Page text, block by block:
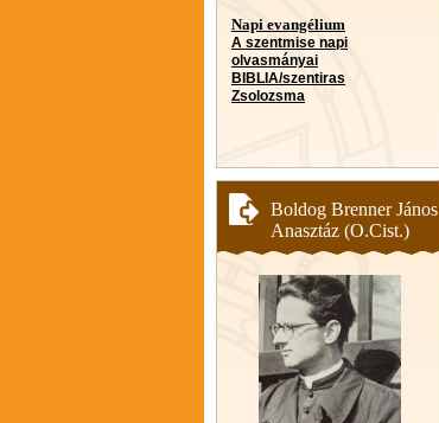
Napi evangélium
A szentmise napi
olvasmányai
BIBLIA/szentiras
Zsolozsma
Boldog Brenner János
Anasztáz (O.Cist.)